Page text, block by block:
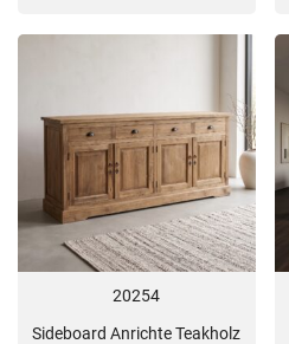
20254
Sideboard Anrichte Teakholz